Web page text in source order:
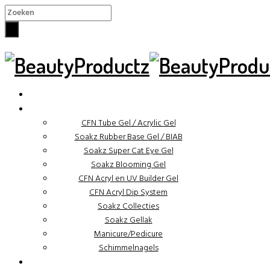
CFN Tube Gel / Acrylic Gel
Soakz Rubber Base Gel / BIAB
Soakz Super Cat Eye Gel
Soakz Blooming Gel
CFN Acryl en UV Builder Gel
CFN Acryl Dip System
Soakz Collecties
Soakz Gellak
Manicure/Pedicure
Schimmelnagels